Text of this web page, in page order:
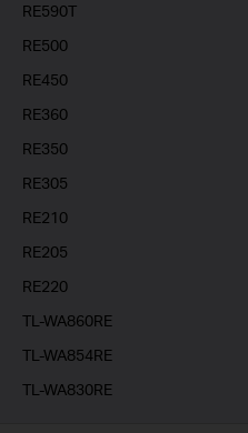
RE590T
RE500
RE450
RE360
RE350
RE305
RE210
RE205
RE220
TL-WA860RE
TL-WA854RE
TL-WA830RE